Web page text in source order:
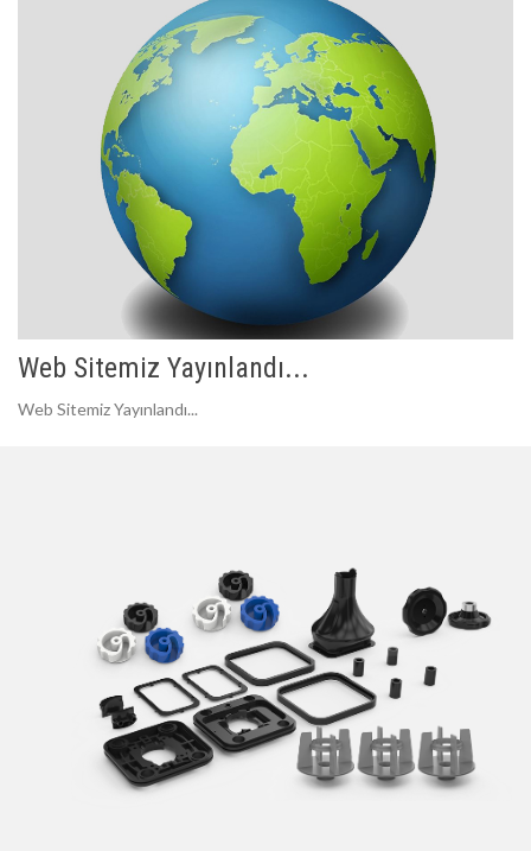
Web Sitemiz Yayınlandı...
Web Sitemiz Yayınlandı...